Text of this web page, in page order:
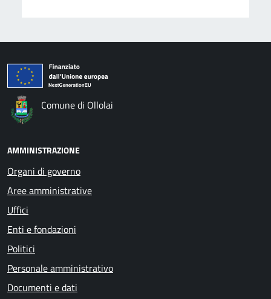
Comune di Ollolai
AMMINISTRAZIONE
Organi di governo
Aree amministrative
Uffici
Enti e fondazioni
Politici
Personale amministrativo
Documenti e dati